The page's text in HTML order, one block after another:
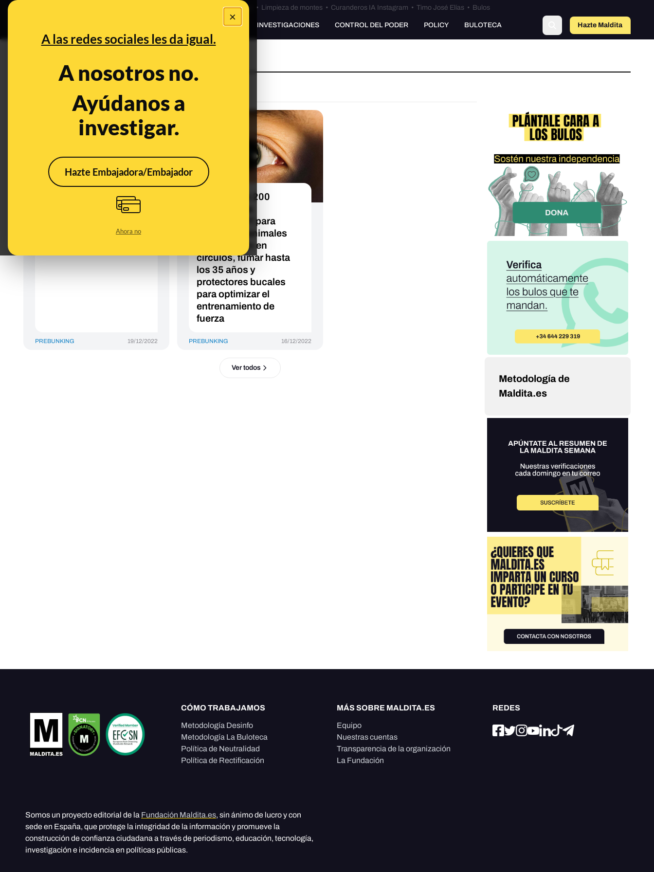
×
A las redes sociales les da igual.
A nosotros no.
Ayúdanos a
investigar.
Hazte Embajadora/Embajador
Ahora no
Bulos Ceuta • Limpieza de montes• Curanderos IA Instagram • Timo José Elías• Bulos
PREBUNKING INVESTIGACIONES CONTROL DEL PODER POLICY BULOTECA Hazte Maldita
protector bucal
Qué relación hay entre
los protectores bucales
PREBUNKING 19/12/2022
¡Cumplimos 200
científicos! Y para
celebrarlo: animales
que caminan en
círculos, fumar hasta
los 35 años y
protectores bucales
para optimizar el
entrenamiento de
fuerza
PREBUNKING 16/12/2022
Ver todos
Metodología de
Maldita.es
CÓMO TRABAJAMOS
Metodología Desinfo
Metodología La Buloteca
Política de Neutralidad
Política de Rectificación
MÁS SOBRE MALDITA.ES
Equipo
Nuestras cuentas
Transparencia de la organización
La Fundación
REDES
Somos un proyecto editorial de la Fundación Maldita.es, sin ánimo de lucro y con
sede en España, que protege la integridad de la información y promueve la
construcción de confianza ciudadana a través de periodismo, educación, tecnología,
investigación e incidencia en políticas públicas.